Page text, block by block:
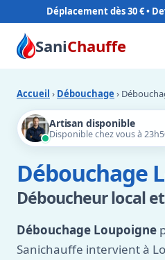
Déplacement dès 30 €
SaniChauffe
Accueil › Débouchage ›
Artisan disponible
Disponible chez vous à
Débouchage
Déboucheur local
Débouchage Loupoigne
Sanichauffe intervient à